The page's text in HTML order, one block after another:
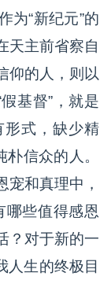
为“新纪元”的
天主前省察自
仰的人，则以
基督”，就是
形式，缺少精
信众的人。
宠和真理中，
哪些值得感恩
？对于新的一
人生的终极目